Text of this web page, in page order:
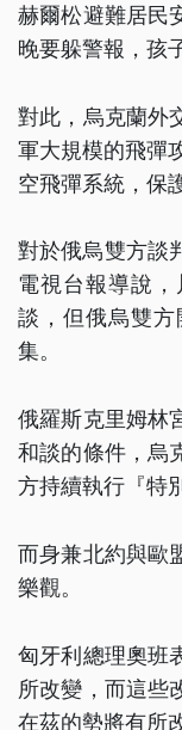
赫爾松避難居民
晚要躲警報，孩
對此，烏克蘭外
軍大規模的飛彈
空飛彈系統，保
對於俄烏雙方談
電視台報導說
談，但俄烏雙
集。
俄羅斯克里姆林
和談的條件，烏
方持續執行『特
而身兼北約與歐
樂觀。
匈牙利總理奧班
所改變，而這些
在茲的勢將有所